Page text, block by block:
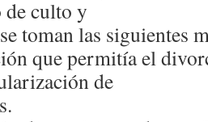
de culto y
toman las siguientes
que permitía el
de